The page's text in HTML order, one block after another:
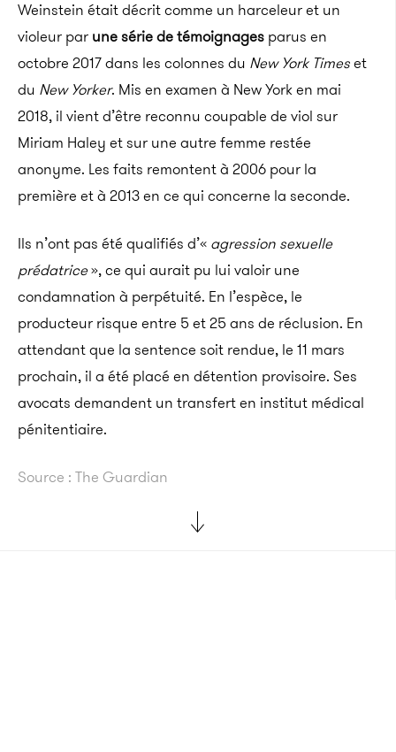
Weinstein était décrit comme un harceleur et un
violeur par une série de témoignages parus en
octobre 2017 dans les colonnes du New York Timeset
du New Yorker. Mis en examen à New York en mai
2018, il vient d’être reconnu coupable de viol sur
Miriam Haley et sur une autre femme restée
anonyme. Les faits remontent à 2006 pour la
première et à 2013 en ce qui concerne la seconde.
Ils n’ont pas été qualifiés d’« agression sexuelle
prédatrice», ce qui aurait pu lui valoir une
condamnation à perpétuité. En l’espèce, le
producteur risque entre 5 et 25 ans de réclusion. En
attendant que la sentence soit rendue, le 11 mars
prochain, il a été placé en détention provisoire. Ses
avocats demandent un transfert en institut médical
pénitentiaire.
Source : The Guardian